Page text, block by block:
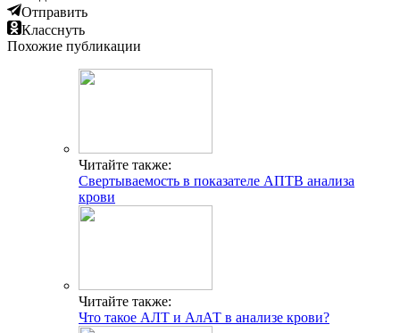
Отправить
Класснуть
Похожие публикации
Читайте также:
Свертываемость в показателе АПТВ анализа
крови
Читайте также:
Что такое АЛТ и АлАТ в анализе крови?